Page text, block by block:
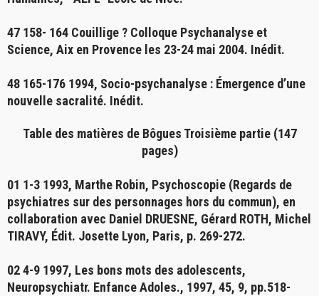
47 158- 164 Couillige ? Colloque Psychanalyse et
Science, Aix en Provence les 23-24 mai 2004. Inédit.
48 165-176 1994, Socio-psychanalyse : Émergence d’une
nouvelle sacralité. Inédit.
Table des matières de Bôgues Troisième partie (147
pages)
01 1-3 1993, Marthe Robin, Psychoscopie (Regards de
psychiatres sur des personnages hors du commun), en
collaboration avec Daniel DRUESNE, Gérard ROTH, Michel
TIRAVY, Édit. Josette Lyon, Paris, p. 269-272.
02 4-9 1997, Les bons mots des adolescents,
Neuropsychiatr. Enfance Adoles., 1997, 45, 9, pp.518-